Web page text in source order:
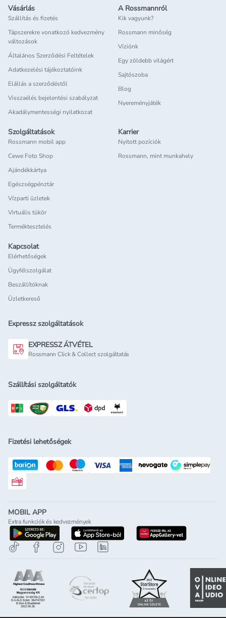
Vásárlás
Szállítás és fizetés
Tápszerekre vonatkozó kedvezmény
változások
Általános Szerződési Feltételek
Adatkezelési tájékoztatóink
Elállás a szerződéstől
Visszaélés bejelentési szabályzat
Akadálymentességi nyilatkozat
A Rossmannról
Kik vagyunk?
Rossmann minőség
Víziónk
Egy zöldebb világért
Sajtószoba
Blog
Nyereményjáték
Szolgáltatások
Rossmann mobil app
Cewe Foto Shop
Ajándékkártya
Egészségpénztár
Vízparti üzletek
Virtuális tükör
Terméktesztelés
Karrier
Nyitott pozíciók
Rossmann, mint munkahely
Kapcsolat
Elérhetőségek
Ügyfélszolgálat
Beszállítóknak
Üzletkereső
Expressz szolgáltatások
EXPRESSZ ÁTVÉTEL
Rossmann Click & Collect szolgáltatás
Szállítási szolgáltatók
Fizetési lehetőségek
Rossmann ajándékkártya
MOBIL APP
Extra funkciók és kedvezmények
letöltés a google-play-rölletöltés az app-store-ból
letöltés